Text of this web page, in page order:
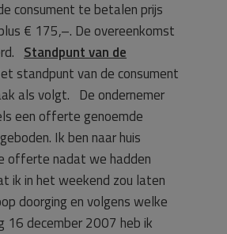
consument te betalen prijs
€ 175,–. De overeenkomst
Standpunt van de
standpunt van de consument
als volgt. De ondernemer
een offerte genoemde
Ik ben naar huis
offerte nadat we hadden
ik in het weekend zou laten
doorging en volgens welke
16 december 2007 heb ik